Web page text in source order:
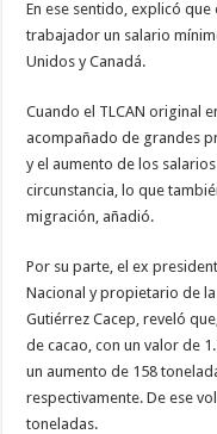
En ese sentido, explicó que
trabajador un salario mí
Unidos y Canadá.
Cuando el TLCAN original
acompañado de grandes
y el aumento de los
circunstancia, lo que tambié
migración, añadió.
Por su parte, el ex
Nacional y propietario de
Gutiérrez Cacep, reveló
de cacao, con un valor de
un aumento de 158
respectivamente. De ese
toneladas.